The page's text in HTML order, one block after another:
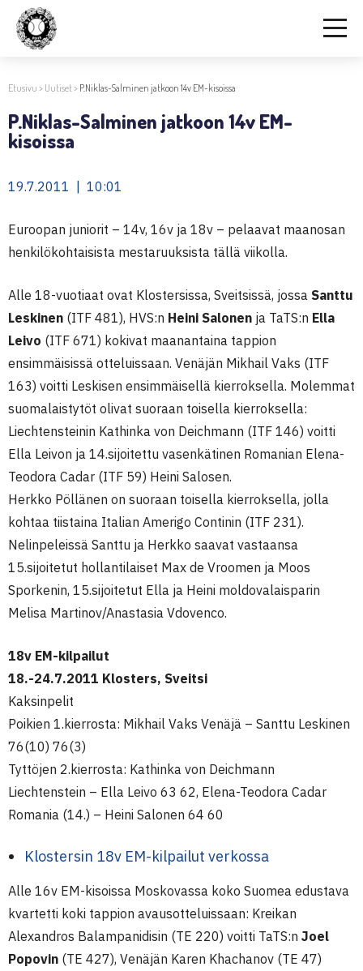
Etusivu > Uutiset> P.Niklas-Salminen jatkoon 14v EM-kisoissa
P.Niklas-Salminen jatkoon 14v EM-
kisoissa
19.7.2011 | 10:01
Euroopan juniorit – 14v, 16v ja 18v – pelaavat maanosan
henkilökohtaisista mestaruuksista tällä viikolla.
Alle 18-vuotiaat ovat Klostersissa, Sveitsissä, jossa Santtu
Leskinen (ITF 481), HVS:n Heini Salonen ja TaTS:n Ella
Leivo (ITF 671) kokivat maanantaina tappion
ensimmäisissä otteluissaan. Venäjän Mikhail Vaks (ITF
163) voitti Leskisen ensimmäisellä kierroksella. Molemmat
suomalaistytöt olivat suoraan toisella kierroksella:
Liechtensteinin Kathinka von Deichmann (ITF 146) voitti
Ella Leivon ja 14.sijoitettu vasenkätinen Romanian Elena-
Teodora Cadar (ITF 59) Heini Salosen.
Herkko Pöllänen on suoraan toisella kierroksella, jolla
kohtaa tiistaina Italian Amerigo Continin (ITF 231).
Nelinpeleissä Santtu ja Herkko saavat vastaansa
15.sijoitetut hollantilaiset Max de Vroomen ja Moos
Sporkenin, 15.sijoitetut Ella ja Heini moldovalaisparin
Melisa Martinov/Anastasia Vdovenco.
18v EM-kilpailut
18.-24.7.2011 Klosters, Sveitsi
Kaksinpelit
Poikien 1.kierrosta: Mikhail Vaks Venäjä – Santtu Leskinen
76(10) 76(3)
Tyttöjen 2.kierrosta: Kathinka von Deichmann
Liechtenstein – Ella Leivo 63 62, Elena-Teodora Cadar
Romania (14.) – Heini Salonen 64 60
Klostersin 18v EM-kilpailut verkossa
Alle 16v EM-kisoissa Moskovassa koko Suomea edustava
kvartetti koki tappion avausotteluissaan: Kreikan
Alexandros Balampanidisin (TE 220) voitti TaTS:n Joel
Popovin (TE 427), Venäjän Karen Khachanov (TE 47)